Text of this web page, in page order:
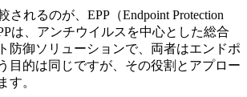
されるのが、EPP（Endpoint Protection
は、アンチウイルスを中心とした総合
防御ソリューションで、両者はエンドポ
目的は同じですが、その役割とアプロー
す。